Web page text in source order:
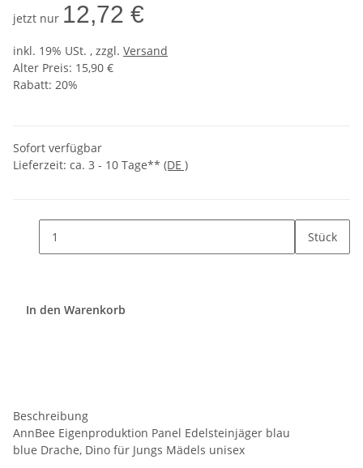
jetzt nur 12,72 €
inkl. 19% USt. , zzgl. Versand
Alter Preis: 15,90 €
Rabatt: 20%
Sofort verfügbar
Lieferzeit: ca. 3 - 10 Tage** (DE )
Stück
In den Warenkorb
Beschreibung
AnnBee Eigenproduktion Panel Edelsteinjäger blau
blue Drache, Dino für Jungs Mädels unisex